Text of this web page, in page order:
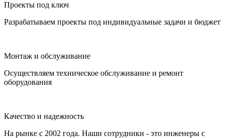
Проекты под ключ
Разрабатываем проекты под индивидуальные задачи и бюджет
Монтаж и обслуживание
Осуществляем техническое обслуживание и ремонт
оборудования
Качество и надежность
На рынке с 2002 года. Наши сотрудники - это инженеры с